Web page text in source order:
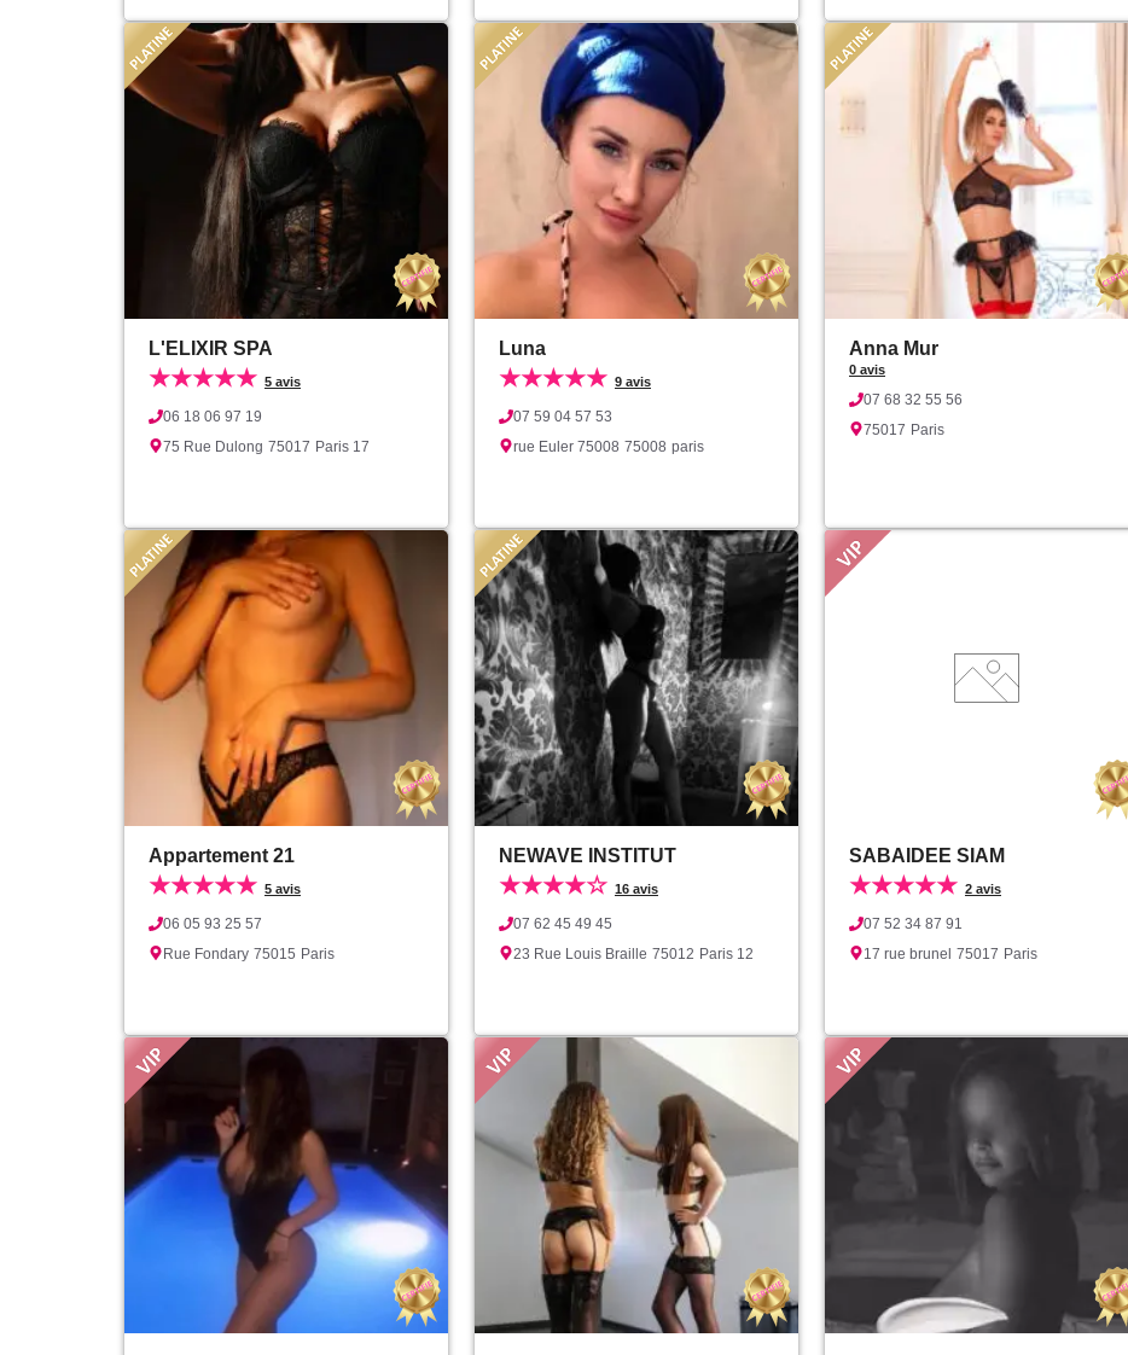
L'ELIXIR SPA
★★★★★ 5 avis
06 18 06 97 19
75 Rue Dulong 75017 Paris 17
Luna
★★★★★ 9 avis
07 59 04 57 53
rue Euler 75008 75008 paris
Anna Mur
0 avis
07 68 32 55 56
75017 Paris
Appartement 21
★★★★★ 5 avis
06 05 93 25 57
Rue Fondary 75015 Paris
NEWAVE INSTITUT
★★★★☆ 16 avis
07 62 45 49 45
23 Rue Louis Braille 75012 Paris 12
SABAIDEE SIAM
★★★★★ 2 avis
07 52 34 87 91
17 rue brunel 75017 Paris